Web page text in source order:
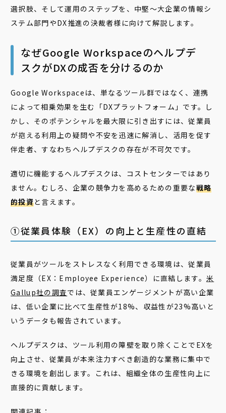
選択肢、そして運用のステップを、中堅〜大企業の情報シ
ステム部門やDX推進の決裁者様に向けて解説します。
なぜGoogle Workspaceのヘルプデ
スクがDXの成否を分けるのか
Google Workspaceは、単なるツール群ではなく、連携
によって相乗効果を生む「DXプラットフォーム」です。し
かし、そのポテンシャルを最大限に引き出すには、従業員
が抱える利用上の疑問や不安を迅速に解消し、活用を促す
伴走者、すなわちヘルプデスクの存在が不可欠です。
適切に機能するヘルプデスクは、コストセンターではあり
ません。むしろ、企業の競争力を高めるための重要な戦略
的投資と言えます。
①従業員体験（EX）の向上と生産性の直結
従業員がツールをストレスなく利用できる環境は、従業員
満足度（EX：Employee Experience）に直結します。 米
Gallup社の調査では、従業員エンゲージメントが高い企業
は、低い企業に比べて生産性が18%、収益性が23%高いと
いうデータも報告されています。
ヘルプデスクは、ツール利用の障壁を取り除くことでEXを
向上させ、従業員が本来注力すべき創造的な業務に集中で
きる環境を創出します。これは、組織全体の生産性向上に
直接的に貢献します。